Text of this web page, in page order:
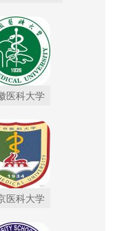
医科大学
医科大学